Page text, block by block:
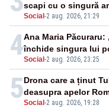
Social -2 aug. 2026, 21:29
scapi cu o singură
4Social -2 aug. 2026, 23:25
Ana Maria Păcuraru:
închide singura lui
5Social -2 aug. 2026, 19:28
Drona care a ținut
deasupra apelor